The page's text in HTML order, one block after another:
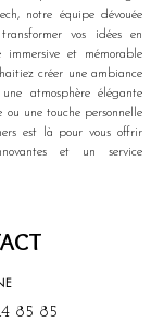
notre équipe dévouée
vos idées en
immersive et mémorable
créer une ambiance
atmosphère élégante
ou une touche personnelle
est là pour vous offrir
et un service
85 85